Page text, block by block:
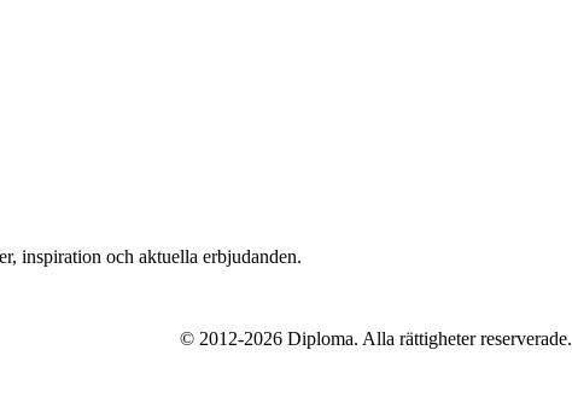
inspiration och aktuella erbjudanden.
© 2012-2026 Diploma. Alla rättigheter reserverade.